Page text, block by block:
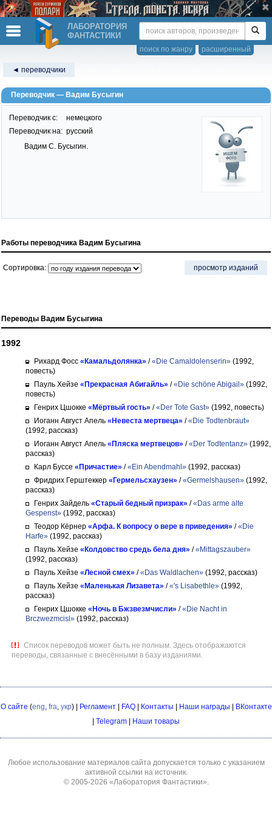
ЛАБОРАТОРИЯ
ФАНТАСТИКИ
расширенный
поиск по жанру
◄ переводчики
Переводчик — Вадим Бусыгин
Переводчик c:
немецкого
Переводчик на: русский
Вадим С. Бусыгин.
Работы переводчика Вадим Бусыгина
Сортировка: просмотр изданий
Переводы Вадим Бусыгина
1992
Рихард Фосс «Камальдолянка» /«Die Camaldolenserin» (1992,
повесть)
Пауль Хейзе «Прекрасная Абигайль» /«Die schöne Abigail» (1992,
повесть)
Генрих Цшокке «Мёртвый гость» /«Der Tote Gast» (1992, повесть)
Иоганн Август Апель «Невеста мертвеца» /«Die Todtenbraut»
(1992, рассказ)
Иоганн Август Апель «Пляска мертвецов» /«Der Todtentanz» (1992,
рассказ)
Карл Буссе «Причастие» /«Ein Abendmahl» (1992, рассказ)
Фридрих Герштеккер «Гермельсхаузен» /«Germelshausen» (1992,
рассказ)
Генрих Зайдель «Старый бедный призрак» /«Das arme alte
Gespenst» (1992, рассказ)
Теодор Кёрнер «Арфа. К вопросу о вере в приведения» /«Die
Harfe» (1992, рассказ)
Пауль Хейзе «Колдовство средь бела дня» /«Mittagszauber»
(1992, рассказ)
Пауль Хейзе «Лесной смех» /«Das Waldlachen» (1992, рассказ)
Пауль Хейзе «Маленькая Лизавета» /«'s Lisabethle» (1992,
рассказ)
Генрих Цшокке «Ночь в Бжзвезмчисли» /«Die Nacht in
Brczwezmcisl» (1992, рассказ)
Список переводов может быть не полным. Здесь отображаются
переводы, связанные с внесёнными в базу изданиями.
О сайте (eng, fra, укр) | Регламент| FAQ| Контакты Наши награды
ВКонтакте
Telegram Наши товары
Любое использование материалов сайта допускается только с указанием
активной ссылки на источник.
© 2005-2026 «Лаборатория Фантастики».